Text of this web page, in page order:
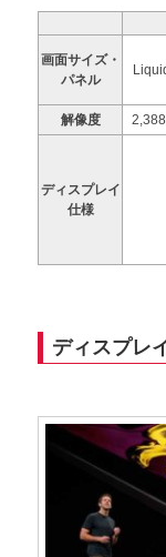
画面サイズ・
パネル
解像度
ディスプレイ
仕様
ディスプレ